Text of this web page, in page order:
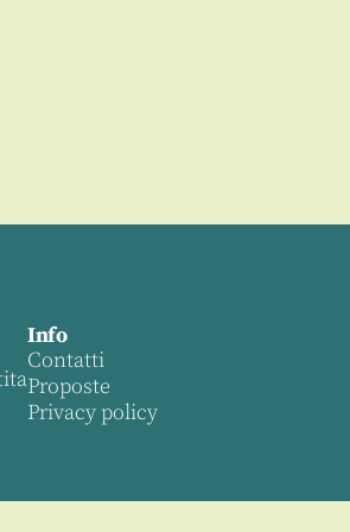
Info
Contatti
Proposte
Privacy policy